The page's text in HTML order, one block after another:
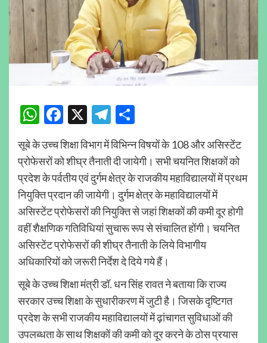
WhatsApp
Facebook
X Telegram
सूबे के उच्च शिक्षा विभाग में विभिन्न विषयों के 108 और असिस्टेंट
प्रोफेसरों को शीघ्र तैनाती दी जायेगी। सभी चयनित शिक्षकों को
प्रदेश के पर्वतीय एवं दुर्गम क्षेत्र के राजकीय महाविद्यालयों में प्रथम
नियुक्ति प्रदान की जायेगी। दुर्गम क्षेत्र के महाविद्यालयों में
असिस्टेंट प्रोफेसरों की नियुक्ति से जहां शिक्षकों की कमी दूर होगी
वहीं शैक्षणिक गतिविधियां सुचारू रूप से संचालित होंगी। चयनित
असिस्टेंट प्रोफेसरों की शीघ्र तैनाती के लिये विभागीय
अधिकारियों को जरूरी निर्देश दे दिये गये हैं।
सूबे के उच्च शिक्षा मंत्री डॉ. धन सिंह रावत ने बताया कि राज्य
सरकार उच्च शिक्षा के सुधारीकरण में जुटी है। जिसके दृष्टिगत
प्रदेश के सभी राजकीय महाविद्यालयों में ढ़ांचागत सुविधाओं की
उपलब्धता के साथ शिक्षकों की कमी को दूर करने के ठोस प्रयास